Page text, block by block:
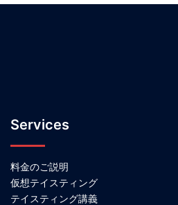
Services
料金のご説明
仮想テイスティング
テイスティング講義